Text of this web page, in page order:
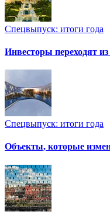
Спецвыпуск: итоги года
Инвесторы переходят
Спецвыпуск: итоги года
Объекты, которые